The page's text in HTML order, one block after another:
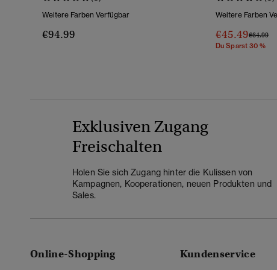
Weitere Farben Verfügbar
€94.99
Weitere Farben
€45.49Preis
€64.99Bis
Du Sparst 30 %
Exklusiven Zugang
Freischalten
Holen Sie sich Zugang hinter die Kulissen von
Kampagnen, Kooperationen, neuen Produkten und
Sales.
Online-Shopping Kundenservice